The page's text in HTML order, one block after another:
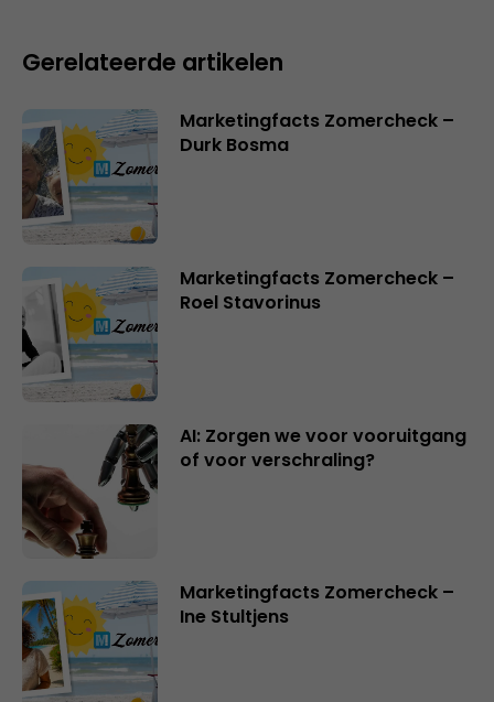
Gerelateerde artikelen
Marketingfacts Zomercheck –
Durk Bosma
Marketingfacts Zomercheck –
Roel Stavorinus
AI: Zorgen we voor vooruitgang
of voor verschraling?
Marketingfacts Zomercheck –
Ine Stultjens